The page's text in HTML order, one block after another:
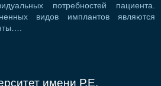
потребностей пациента.
видов имплантов являются
имени Р.Е.